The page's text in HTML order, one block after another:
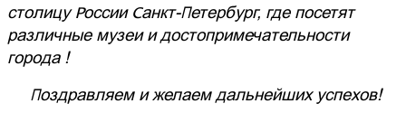
столицу России Санкт-Петербург, где посетят
различные музеи и достопримечательности
города !
Поздравляем и желаем дальнейших успехов!